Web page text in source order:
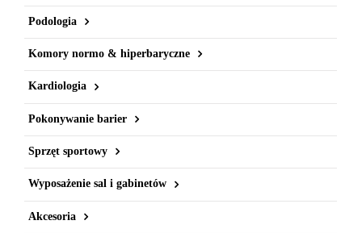
Podologia
Komory normo & hiperbaryczne
Kardiologia
Pokonywanie barier
Sprzęt sportowy
Wyposażenie sal i gabinetów
Akcesoria